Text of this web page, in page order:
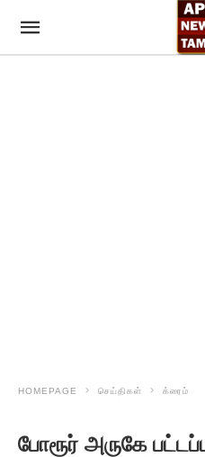
HOMEPAGE செய்திகள் க்ரைம்
போரூர் அருகே